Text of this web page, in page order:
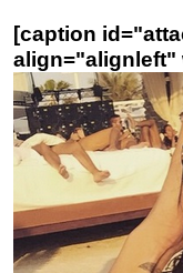
[caption
align="alignleft"